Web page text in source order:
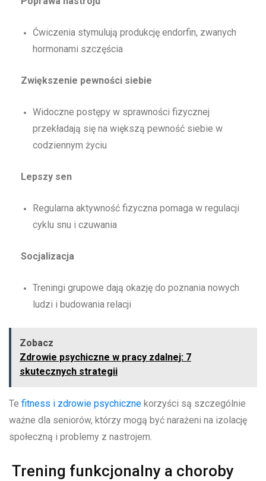
Ćwiczenia stymulują produkcję endorfin, zwanych
hormonami szczęścia
Zwiększenie pewności siebie
Widoczne postępy w sprawności fizycznej
przekładają się na większą pewność siebie w
codziennym życiu
Lepszy sen
Regularna aktywność fizyczna pomaga w regulacji
cyklu snu i czuwania
Socjalizacja
Treningi grupowe dają okazję do poznania nowych
ludzi i budowania relacji
Zobacz
Zdrowie psychiczne w pracy zdalnej: 7
skutecznych strategii
Te fitness i zdrowie psychiczne korzyści są szczególnie
ważne dla seniorów, którzy mogą być narażeni na izolację
społeczną i problemy z nastrojem.
Trening funkcjonalny a choroby